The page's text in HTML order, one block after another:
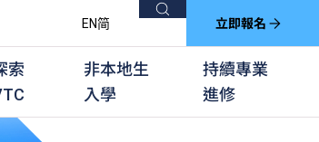
EN简 搜尋 立即報名
索
非本地生
入學
持續專業
進修